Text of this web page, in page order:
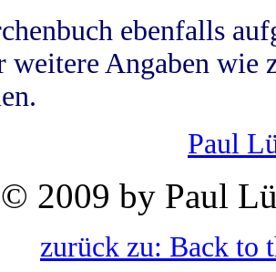
ebenfalls
weitere Angaben wie
Paul
© 2009 by Paul
zurück zu: Back to